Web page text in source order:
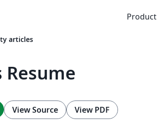
Product
articles
Resume
View Source View PDF